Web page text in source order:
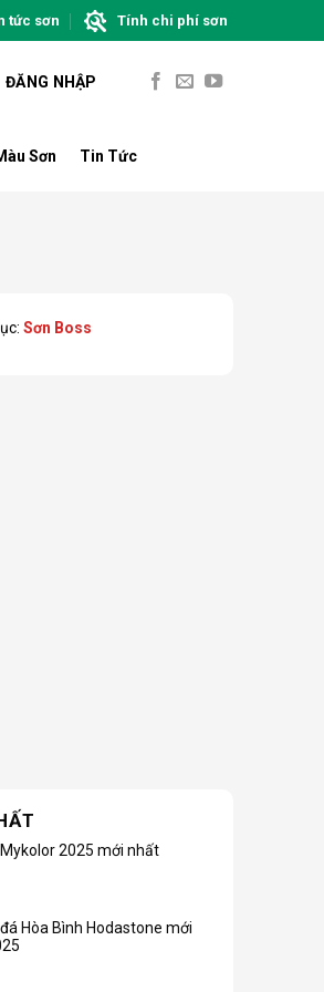
tức sơn Tính chi phí sơn
ĐĂNG NHẬP
Sơn Tin Tức
Sơn Boss
2025 mới nhất
Hòa Bình Hodastone mới